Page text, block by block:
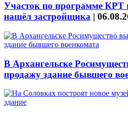
Участок по программе КРТ
нашёл застройщика |
В Архангельске
продажу здание бывшего